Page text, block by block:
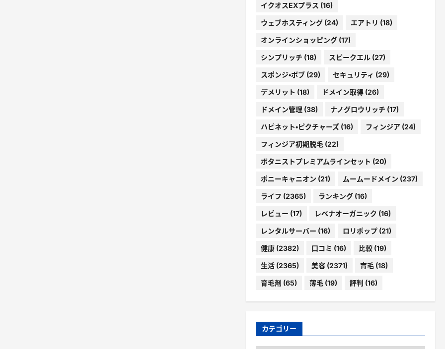
イクオスEXプラス (16)
ウェブホスティング(24) エアトリ (18)
オンラインショッピング(17)
シンプリッチ (18) スピークエル(27)
スポンジ・ボブ(29) セキュリティ (29)
デメリット (18) ドメイン取得(26)
ドメイン管理(38) ナノグロウリッチ (17)
ハピネット・ピクチャーズ(16) フィンジア(24)
フィンジア初期脱毛(22)
ボタニストプレミアムラインセット (20)
ポニーキャニオン (21) ムームードメイン (237)
ライフ (2365) ランキング(16)
レビュー (17) レベナオーガニック (16)
レンタルサーバー (16) ロリポップ(21)
健康(2382) 口コミ (16) 比較(19)
生活(2365) 美容(2371) 育毛(18)
育毛剤 (65) 薄毛(19) 評判 (16)
カテゴリー